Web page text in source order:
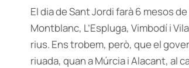
El dia de Sant Jordi farà 6 mesos
Montblanc, L’Espluga, Vimbodí i
rius. Ens trobem, però, que el
riuada, quan a Múrcia i Alacant, al